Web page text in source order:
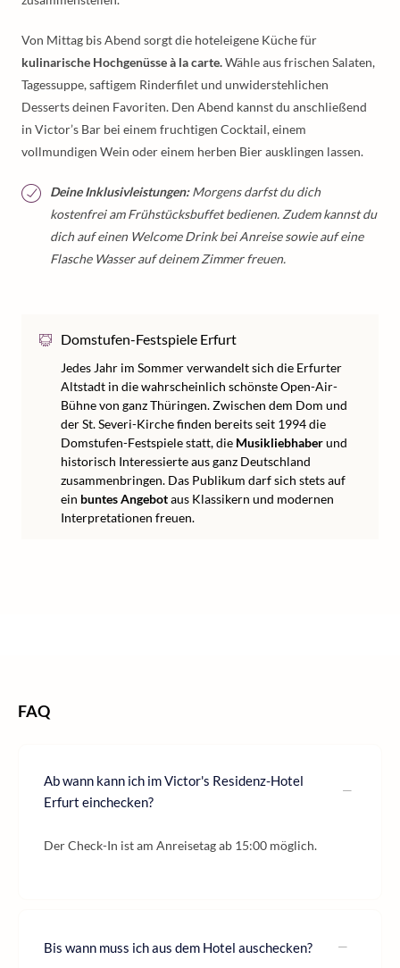
Von Mittag bis Abend sorgt die hoteleigene Küche für
kulinarische Hochgenüsse à la carte.Wähle aus frischen Salaten,
Tagessuppe, saftigem Rinderfilet und unwiderstehlichen
Desserts deinen Favoriten. Den Abend kannst du anschließend
in Victor’s Bar bei einem fruchtigen Cocktail, einem
vollmundigen Wein oder einem herben Bier ausklingen lassen.
Deine Inklusivleistungen:Morgens darfst du dich
kostenfrei am Frühstücksbuffet bedienen. Zudem kannst du
dich auf einen Welcome Drink bei Anreise sowie auf eine
Flasche Wasser auf deinem Zimmer freuen.
Domstufen-Festspiele Erfurt
Jedes Jahr im Sommer verwandelt sich die Erfurter
Altstadt in die wahrscheinlich schönste Open-Air-
Bühne von ganz Thüringen. Zwischen dem Dom und
der St. Severi-Kirche finden bereits seit 1994 die
Domstufen-Festspiele statt, die Musikliebhaberund
historisch Interessierte aus ganz Deutschland
zusammenbringen. Das Publikum darf sich stets auf
ein buntes Angebotaus Klassikern und modernen
Interpretationen freuen.
FAQ
Ab wann kann ich im Victor's Residenz-Hotel
Erfurt einchecken?
Der Check-In ist am Anreisetag ab 15:00 möglich.
Bis wann muss ich aus dem Hotel auschecken?